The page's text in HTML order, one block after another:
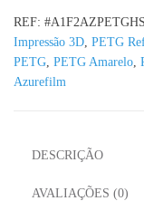
REF:
Impressão 3D PETG
PETG PETG Amarelo
Azurefilm
DESCRIÇÃO
AVALIAÇÕES (0)